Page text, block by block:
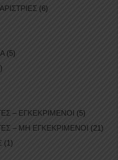
(6)
(5)
– ΕΓΚΕΚΡΙΜΕΝΟΙ (5)
– ΜΗ ΕΓΚΕΚΡΙΜΕΝΟΙ (21)
(1)